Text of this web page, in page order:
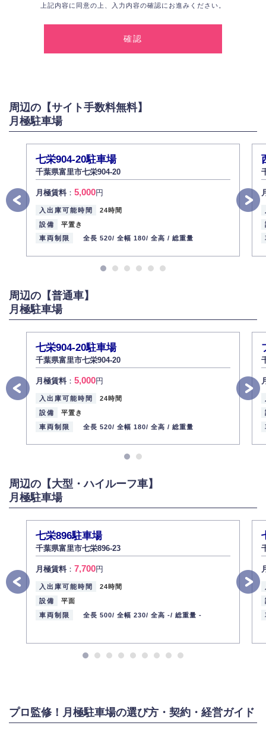
2.個人情報の利用
お問い合わせに対する回答、資料等の送付
採用に関する回答、情報の提供
弊社は取り扱う個人情報の外部への漏洩を防止し、その利用目的に応じて
適切かつ安全に管理します。
4.個人情報の第三者提供
法的義務など正当な理由に基づく要請があった場合を除き、お客様の個人
情報をご本人の同意なく第三者に提供いたしません。
5.個人情報の開示・訂正・削除
お客様ご本人から自己の個人情報開示の請求があった場合、すみやかに開
ん）。
また、個人情報の内容に誤りがあり、ご本人から訂正・追加・削除の請求
6.個人情報管理の社内教育
弊社社員全員が、個人情報の取り扱いについての重要性を理解し、より適
切に管理するよう社内教育を実施してまいります。
代表取締役社長 野口 幸男
上記内容に同意の上、入力内容の確認にお進みください。
周辺の【サイト手数料無料】
月極駐車場
七栄904-20駐車場
千葉県富里市七栄904-20
月極賃料： 5,000円
入出庫可能時間
24時間
設備
平置き
車両制限
全長 520/ 全幅 180/ 全高 / 総重量
周辺の【普通車】
月極駐車場
七栄904-20駐車場
千葉県富里市七栄904-20
月極賃料： 5,000円
入出庫可能時間
24時間
設備
平置き
車両制限
全長 520/ 全幅 180/ 全高 / 総重量
周辺の【大型・ハイルーフ車】
月極駐車場
七栄896駐車場
千葉県富里市七栄896-23
月極賃料： 7,700円
入出庫可能時間
24時間
設備
平面
車両制限
全長 500/ 全幅 230/ 全高 -/ 総重量 -
プロ監修！月極駐車場の選び方・契約・経営ガイド